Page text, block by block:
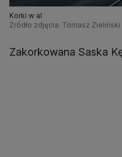
Korki w al
Źródło zdjęcia: Tomasz
Zakorkowana Saska